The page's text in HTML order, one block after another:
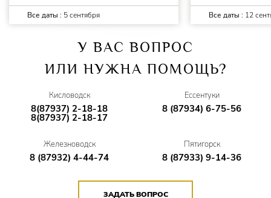
Все даты : 5 сентября Все даты : 12
У ВАС ВОПРОС
ИЛИ НУЖНА ПОМОЩЬ?
Кисловодск
8(87937) 2-18-18
8(87937) 2-18-17
Ессентуки
8 (87934) 6-75-56
Железноводск
8 (87932) 4-44-74
Пятигорск
8 (87933) 9-14-36
ЗАДАТЬ ВОПРОС